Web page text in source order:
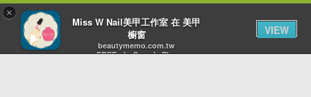
×
Miss W Nail美甲工作室 在 美甲
櫥窗
beautymemo.com.tw
FREE - In Google Play
VIEW